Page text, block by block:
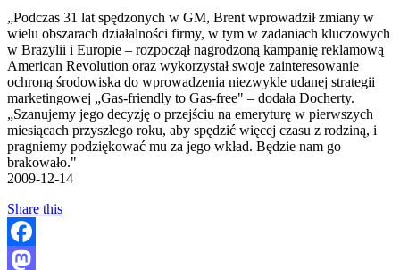
„Podczas 31 lat spędzonych w GM, Brent wprowadził zmiany w
wielu obszarach działalności firmy, w tym w zadaniach kluczowych
w Brazylii i Europie – rozpoczął nagrodzoną kampanię reklamową
American Revolution oraz wykorzystał swoje zainteresowanie
ochroną środowiska do wprowadzenia niezwykle udanej strategii
marketingowej „Gas-friendly to Gas-free" – dodała Docherty.
„Szanujemy jego decyzję o przejściu na emeryturę w pierwszych
miesiącach przyszłego roku, aby spędzić więcej czasu z rodziną, i
pragniemy podziękować mu za jego wkład. Będzie nam go
brakowało."
2009-12-14
Share this
Facebook